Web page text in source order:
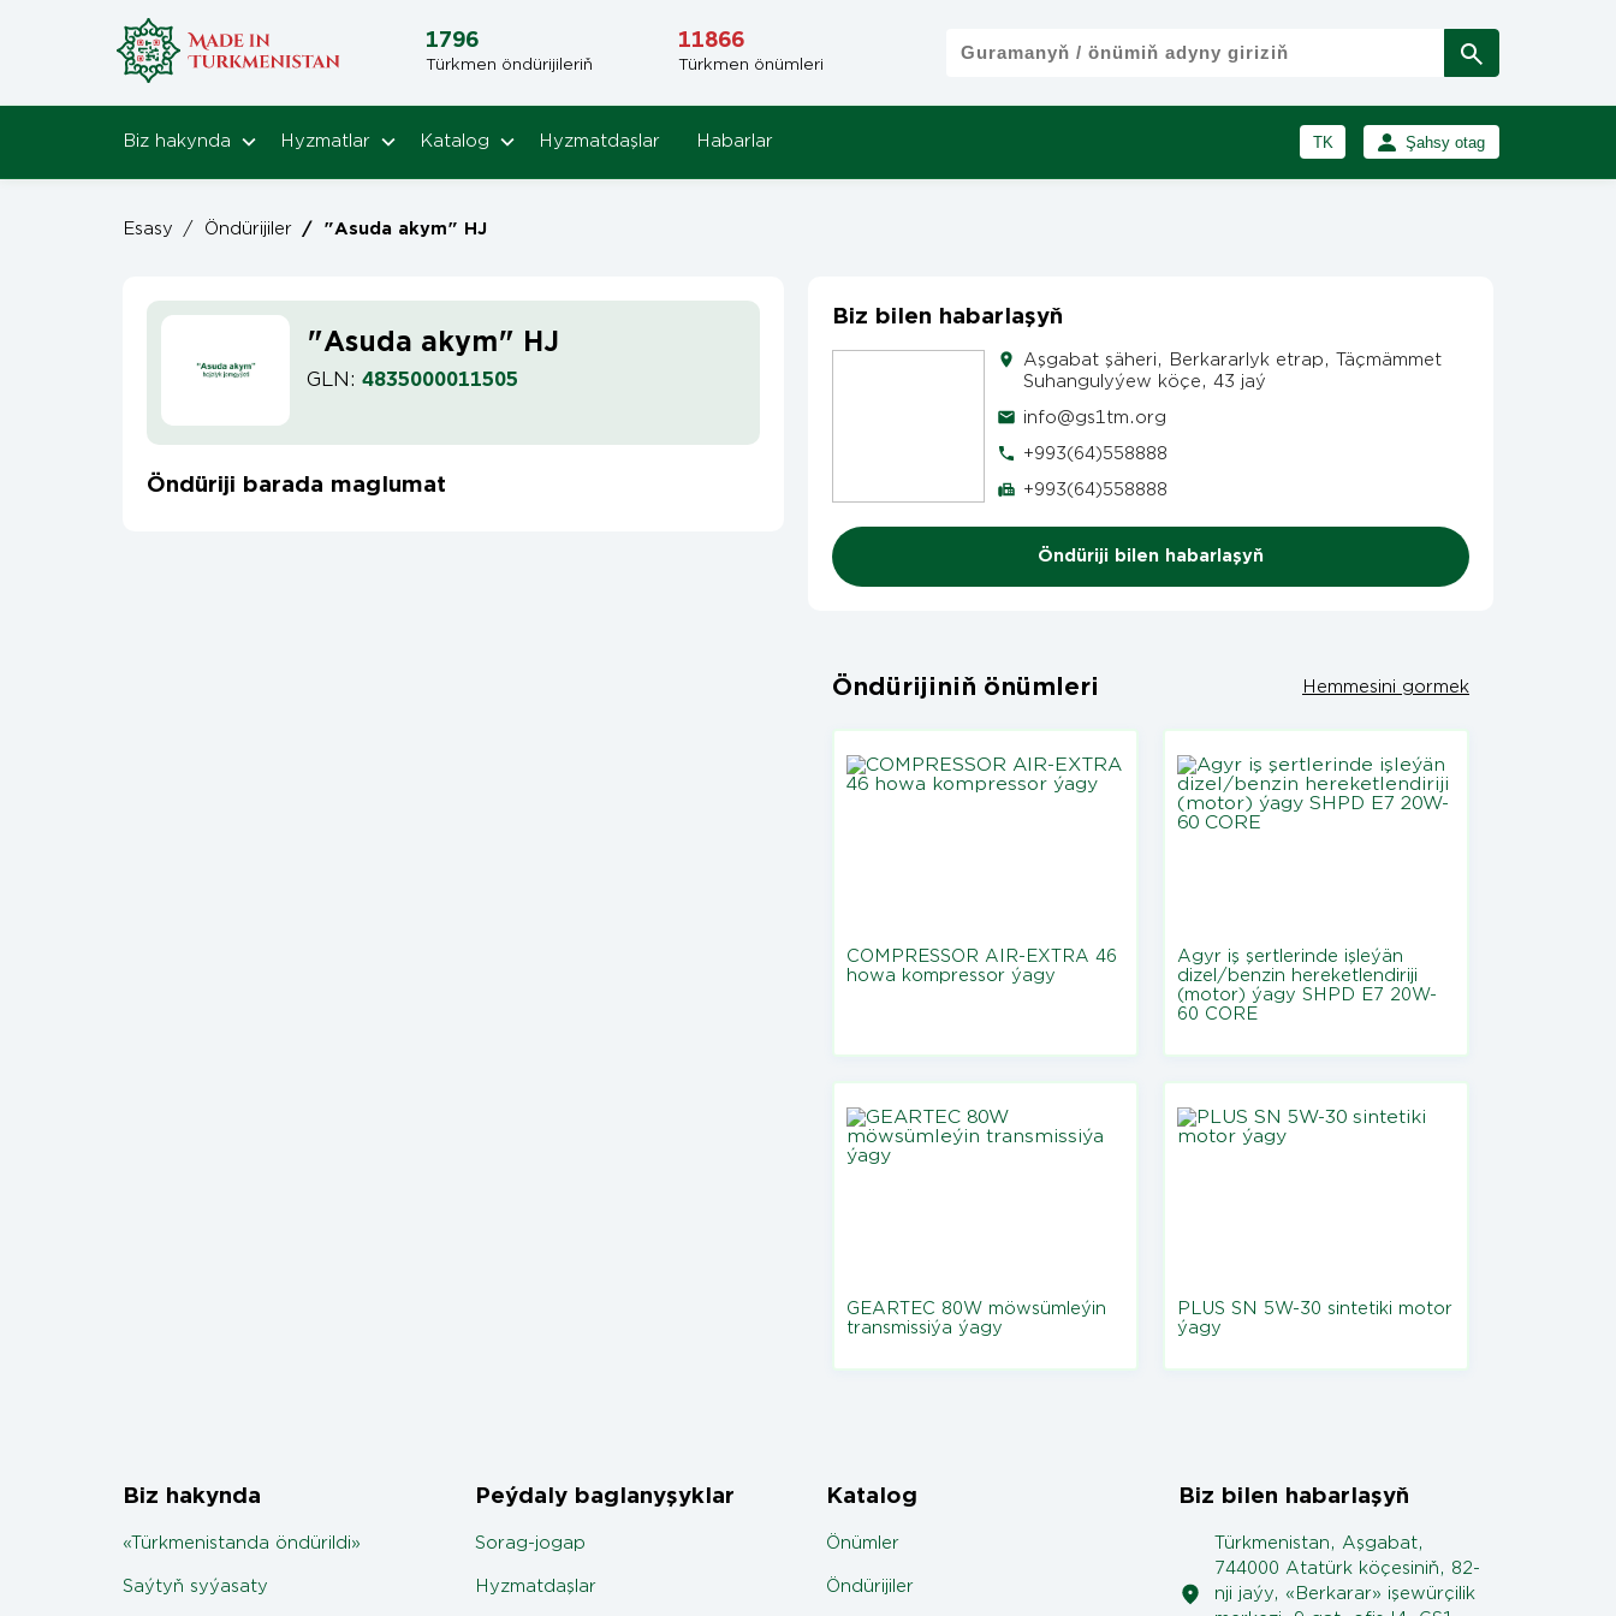
1796
Türkmen öndürijileriň
11866
Türkmen önümleri
Biz hakynda Hyzmatlar Katalog Hyzmatdaşlar Habarlar TK
RU
Şahsy otag
Esasy / Öndürijiler / "Asuda akym" HJ
"Asuda akym" HJ
GLN: 4835000011505
Öndüriji barada maglumat
Biz bilen habarlaşyň
Aşgabat şäheri, Berkararlyk etrap, Täçmämmet
Suhangulyýew köçe, 43 jaý
info@gs1tm.org
+993(64)558888
+993(64)558888
Öndüriji bilen habarlaşyň
Öndürijiniň önümleri Hemmesini gormek
COMPRESSOR AIR-EXTRA 46
howa kompressor ýagy
Agyr iş şertlerinde işleýän
dizel/benzin hereketlendiriji
(motor) ýagy SHPD E7 20W-
60 CORE
GEARTEC 80W möwsümleýin
transmissiýa ýagy
PLUS SN 5W-30 sintetiki motor
ýagy
Biz hakynda
«Türkmenistanda öndürildi»
Saýtyň syýasaty
Peýdaly baglanyşyklar
Sorag-jogap
Hyzmatdaşlar
Katalog
Önümler
Öndürijiler
Biz bilen habarlaşyň
Türkmenistan, Aşgabat,
744000 Atatürk köçesiniň, 82-
nji jaýy, «Berkarar» işewürçilik